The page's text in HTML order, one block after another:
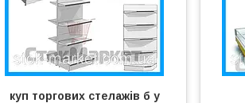
куп торгових стелажів б у